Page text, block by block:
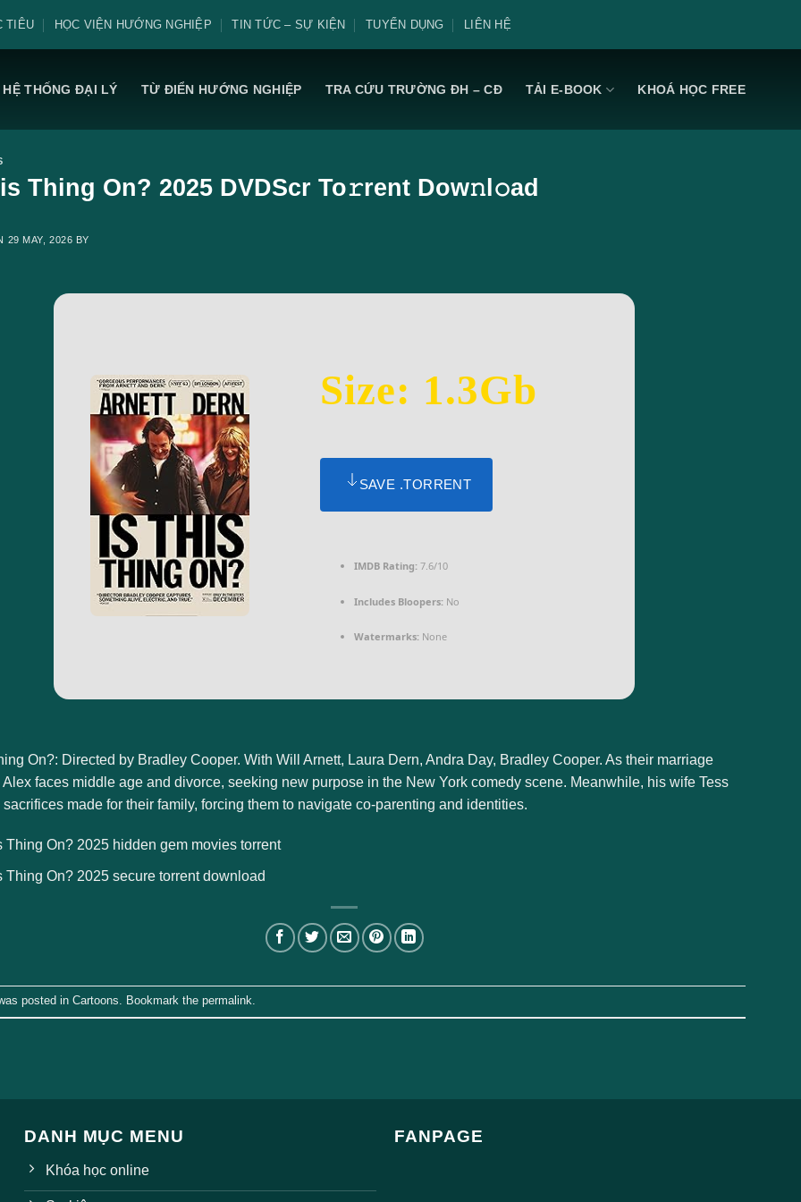
TIÊU HỌC VIỆN HƯỚNG NGHIỆP TIN TỨC – SỰ KIỆN TUYỂN DỤNG LIÊN HỆ
HỆ THỐNG ĐẠI LÝ TỪ ĐIỂN HƯỚNG NGHIỆP TRA CỨU TRƯỜNG ĐH – CĐ TẢI E-BOOK KHOÁ HỌC FREE
Thing On? 2025 DVDScr To𝚛rent Dow𝚗l𝚘ad
29 MAY, 2026 BY
Size: 1.3Gb
SAVE .TORRENT
IMDB Rating:7.6/10
Includes Bloopers:No
Watermarks:None
On?: Directed by Bradley Cooper. With Will Arnett, Laura Dern, Andra Day, Bradley Cooper. As their marriage
Alex faces middle age and divorce, seeking new purpose in the New York comedy scene. Meanwhile, his wife Tess
sacrifices made for their family, forcing them to navigate co-parenting and identities.
Thing On? 2025 hidden gem movies torrent
Thing On? 2025 secure torrent download
posted in Cartoons. Bookmark the permalink.
DANH MỤC MENU
Khóa học online
FANPAGE